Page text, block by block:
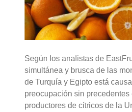
Según los analistas de
simultánea y brusca de las
de Turquía y Egipto está
preocupación sin precedentes
productores de cítricos de la